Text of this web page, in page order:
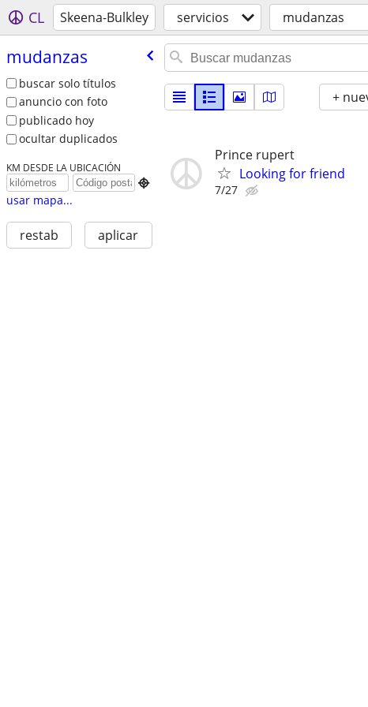
CL Skeena-Bulkley servicios mudanzas
mudanzas
buscar solo títulos
anuncio con foto
publicado hoy
ocultar duplicados
KM DESDE LA UBICACIÓN

usar mapa...
restab aplicar
+
Prince rupert
Looking for friend
7/27